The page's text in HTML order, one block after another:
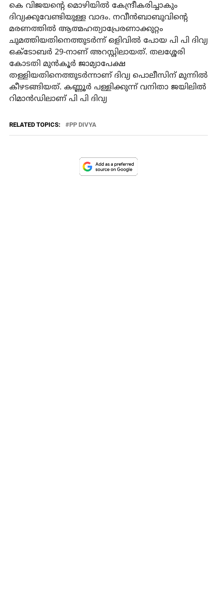
കെ വിജയന്റെ മൊഴിയില്‍ കേന്ദ്രീകരിച്ചാകും
ദിവ്യക്കുവേണ്ടിയുള്ള വാദം. നവീന്‍ബാബുവിന്റെ
മരണത്തില്‍ ആത്മഹത്യാപ്രേരണാക്കുറ്റം
ചുമത്തിയതിനെത്തുടര്‍ന്ന് ഒളിവില്‍ പോയ പി പി ദിവ്യ
ഒക്ടോബര്‍ 29-നാണ് അറസ്റ്റിലായത്. തലശ്ശേരി
കോടതി മുന്‍കൂര്‍ ജാമ്യാപേക്ഷ
തള്ളിയതിനെത്തുടര്‍ന്നാണ് ദിവ്യ പൊലീസിന് മുന്നില്‍
കീഴടങ്ങിയത്. കണ്ണൂര്‍ പള്ളിക്കുന്ന് വനിതാ ജയിലില്‍
റിമാന്‍ഡിലാണ് പി പി ദിവ്യ
RELATED TOPICS: PP DIVYA